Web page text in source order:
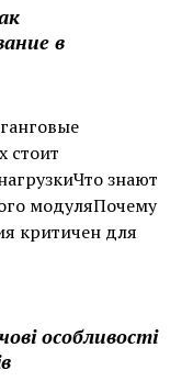
в
стоит
знают
модуляПочему
критичен для
особливості